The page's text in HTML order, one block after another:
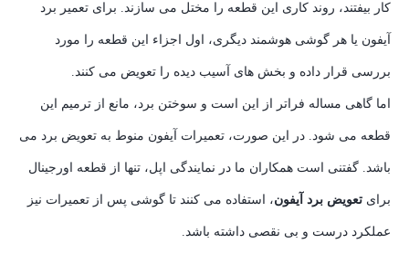
کار بیفتند، روند کاری این قطعه را مختل می سازند. برای تعمیر برد
آیفون یا هر گوشی هوشمند دیگری، اول اجزاء این قطعه را مورد
بررسی قرار داده و بخش های آسیب دیده را تعویض می کنند.
اما گاهی مساله فراتر از این است و سوختن برد، مانع از ترمیم این
قطعه می شود. در این صورت، تعمیرات آیفون منوط به تعویض برد می
باشد. گفتنی است همکاران ما در نمایندگی اپل، تنها از قطعه اورجینال
برای تعویض برد آیفون، استفاده می کنند تا گوشی پس از تعمیرات نیز
عملکرد درست و بی نقصی داشته باشد.